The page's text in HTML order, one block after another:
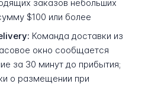
заказов небольших
$100 или более
Команда доставки из
окно сообщается
за 30 минут до прибытия;
о размещении при